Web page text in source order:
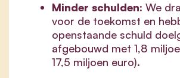
Minder schulden: We
voor de toekomst en
openstaande schuld
afgebouwd met 1,8
17,5 miljoen euro).